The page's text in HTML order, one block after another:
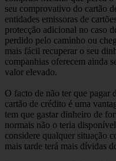
seu comprovativo do cartão
entidades emissoras de
protecção adicional no caso
perdido pelo caminho ou
mais fácil recuperar o seu
companhias oferecem ainda
valor elevado.
O facto de não ter que pagar
cartão de crédito é uma
tem que gastar dinheiro de
normais não o teria
considere qualquer situação
mais tarde terá mais dívidas